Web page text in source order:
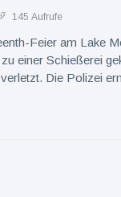
145 Aufrufe
Feier am Lake
einer Schießerei
Die Polizei